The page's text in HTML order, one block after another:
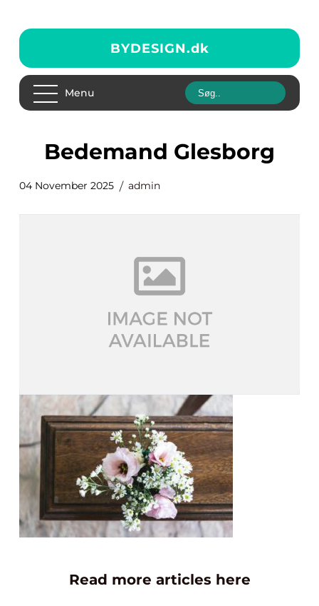
BYDESIGN.dk
Menu
Bedemand Glesborg
04 November 2025 admin
Read more articles here